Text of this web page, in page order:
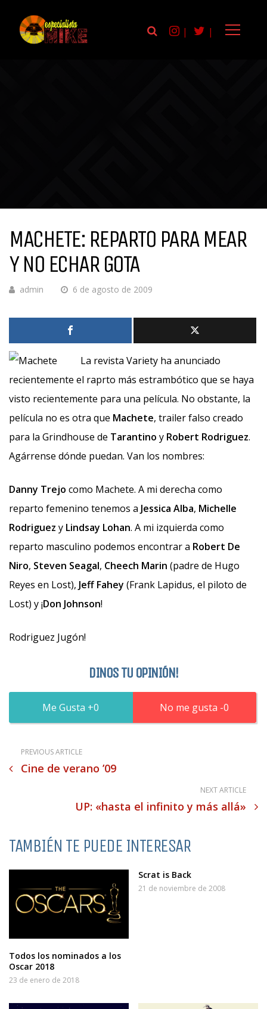
| |
MACHETE: REPARTO PARA MEAR
Y NO ECHAR GOTA
admin 6 de agosto de 2009
La revista Variety ha anunciado
recientemente el raprto más estrambótico que se haya
visto recientemente para una película. No obstante, la
película no es otra que Machete, trailer falso creado
para la Grindhouse de Tarantino y Robert Rodriguez.
Agárrense dónde puedan. Van los nombres:
Danny Trejo como Machete. A mi derecha como
reparto femenino tenemos a Jessica Alba, Michelle
Rodriguez y Lindsay Lohan. A mi izquierda como
reparto masculino podemos encontrar a Robert De
Niro, Steven Seagal, Cheech Marin (padre de Hugo
Reyes en Lost), Jeff Fahey (Frank Lapidus, el piloto de
Lost) y ¡Don Johnson!
Rodriguez Jugón!
DINOS TU OPINIÓN!
0 0
PREVIOUS ARTICLE
Cine de verano ’09
NEXT ARTICLE
UP: «hasta el infinito y más allá»
TAMBIÉN TE PUEDE INTERESAR
Todos los nominados a los
Oscar 2018
23 de enero de 2018
Scrat is Back
21 de noviembre de 2008